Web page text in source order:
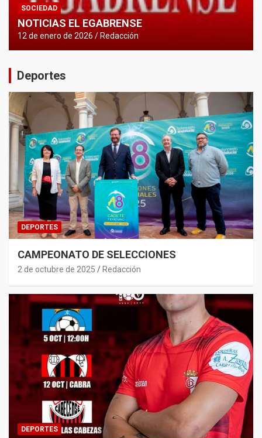
SOCIEDAD
NOTICIAS EL EGABRENSE
12 de enero de 2026 Redacción
Deportes
DEPORTES
CAMPEONATO DE SELECCIONES
2 de octubre de 2025 Redacción
DEPORTES